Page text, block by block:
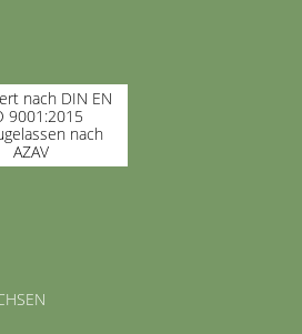
nach DIN EN
9001:2015
nach
AZAV